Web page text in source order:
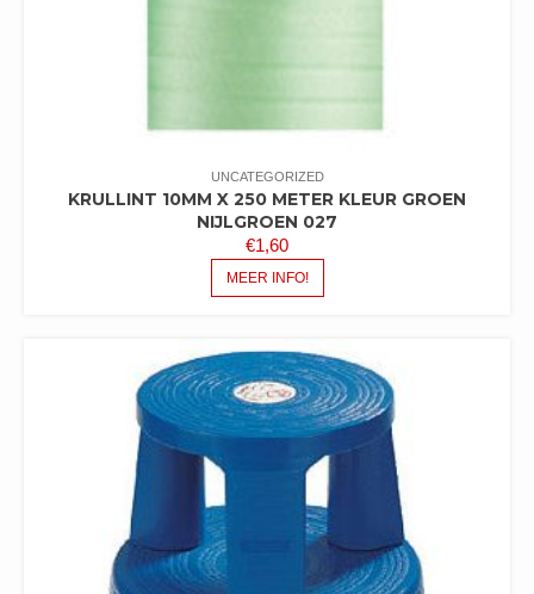
UNCATEGORIZED
KRULLINT 10MM X 250 METER KLEUR GROEN
NIJLGROEN 027
€1,60
MEER INFO!